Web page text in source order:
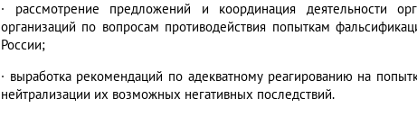
· рассмотрение предложений и координация деятельности
организаций по вопросам противодействия попыткам
России;
· выработка рекомендаций по адекватному реагированию на
нейтрализации их возможных негативных последствий.